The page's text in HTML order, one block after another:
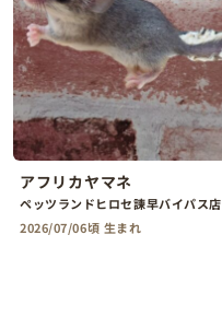
アフリカヤマネ
ペッツランドヒロセ諫早バイパス店
2026/07/06頃 生まれ